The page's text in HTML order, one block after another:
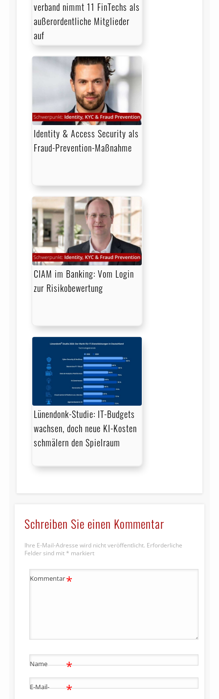
verband nimmt 11 FinTechs als
außerordentliche Mitglieder
auf
Identity & Access Security als
Fraud-Prevention-Maßnahme
CIAM im Banking: Vom Login
zur Risikobewertung
Lünendonk-Studie: IT-Budgets
wachsen, doch neue KI-Kosten
schmälern den Spielraum
Schreiben Sie einen Kommentar
Ihre E-Mail-Adresse wird nicht veröffentlicht. Erforderliche
Felder sind mit * markiert
Kommentar*
Name *
E-Mail- *